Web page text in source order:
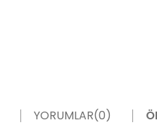
YORUMLAR(0)